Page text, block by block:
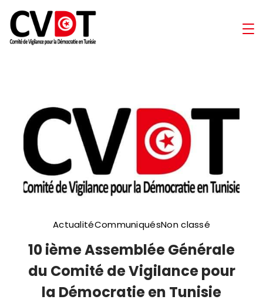
Skip
to
content
pour
la
Démocratie
Tunisie
ActualitéCommuniquésNon classé
10 ième Assemblée Générale
du Comité de Vigilance pour
la Démocratie en Tunisie